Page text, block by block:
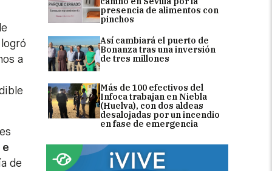
presencia de alimentos con
pinchos
Así cambiará el puerto de
Bonanza tras una inversión
de tres millones
Más de 100 efectivos del
Infoca trabajan en Niebla
(Huelva), con dos aldeas
desalojadas por un incendio
en fase de emergencia
a
de